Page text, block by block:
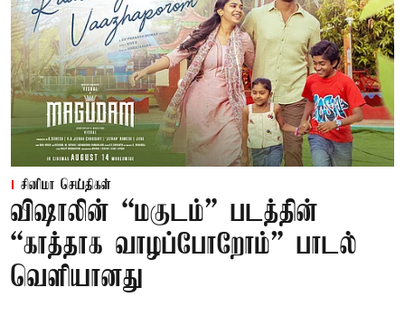
சினிமா செய்திகள்
விஷாலின் “மகுடம்” படத்தின்
“காத்தாக வாழப்போறோம்” பாடல்
வெளியானது